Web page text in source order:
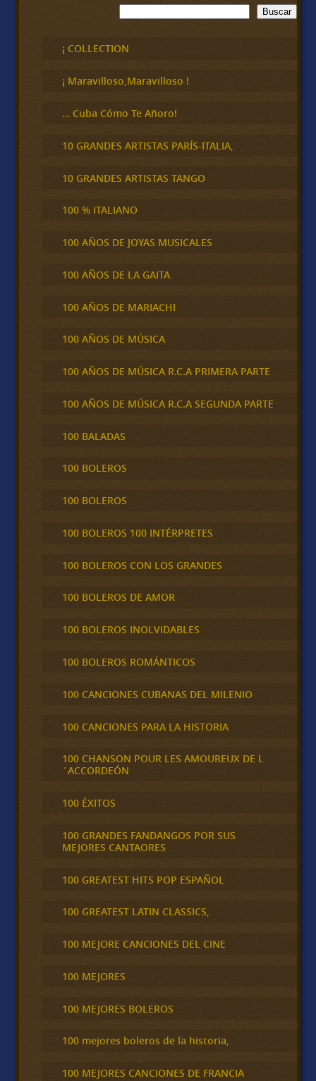
B
u
c
a
Buscar
¡ COLLECTION
¡ Maravilloso,Maravilloso !
… Cuba Cómo Te Añoro!
10 GRANDES ARTISTAS PARÍS-ITALIA,
10 GRANDES ARTISTAS TANGO
100 % ITALIANO
100 AÑOS DE JOYAS MUSICALES
100 AÑOS DE LA GAITA
100 AÑOS DE MARIACHI
100 AÑOS DE MÚSICA
100 AÑOS DE MÚSICA R.C.A PRIMERA PARTE
100 AÑOS DE MÚSICA R.C.A SEGUNDA PARTE
100 BALADAS
100 BOLEROS
100 BOLEROS
100 BOLEROS 100 INTÉRPRETES
100 BOLEROS CON LOS GRANDES
100 BOLEROS DE AMOR
100 BOLEROS INOLVIDABLES
100 BOLEROS ROMÁNTICOS
100 CANCIONES CUBANAS DEL MILENIO
100 CANCIONES PARA LA HISTORIA
100 CHANSON POUR LES AMOUREUX DE L
´ACCORDEÓN
100 ÉXITOS
100 GRANDES FANDANGOS POR SUS
MEJORES CANTAORES
100 GREATEST HITS POP ESPAÑOL
100 GREATEST LATIN CLASSICS,
100 MEJORE CANCIONES DEL CINE
100 MEJORES
100 MEJORES BOLEROS
100 mejores boleros de la historia,
100 MEJORES CANCIONES DE FRANCIA